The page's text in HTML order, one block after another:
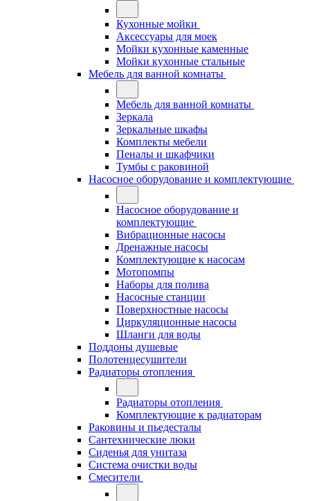
Кухонные мойки
Аксессуары для моек
Мойки кухонные каменные
Мойки кухонные стальные
Мебель для ванной комнаты
Мебель для ванной комнаты
Зеркала
Зеркальные шкафы
Комплекты мебели
Пеналы и шкафчики
Тумбы с раковиной
Насосное оборудование и комплектующие
Насосное оборудование и
комплектующие
Вибрационные насосы
Дренажные насосы
Комплектующие к насосам
Мотопомпы
Наборы для полива
Насосные станции
Поверхностные насосы
Циркуляционные насосы
Шланги для воды
Поддоны душевые
Полотенцесушители
Радиаторы отопления
Радиаторы отопления
Комплектующие к радиаторам
Раковины и пьедесталы
Сантехнические люки
Сиденья для унитаза
Система очистки воды
Смесители